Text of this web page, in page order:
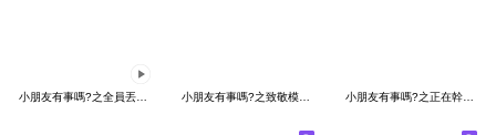
小朋友有事嗎?之正在幹什哞～